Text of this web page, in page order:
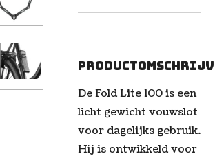
De Fold Lite 100 is een
licht gewicht vouwslot
voor dagelijks gebruik.
Hij is ontwikkeld voor